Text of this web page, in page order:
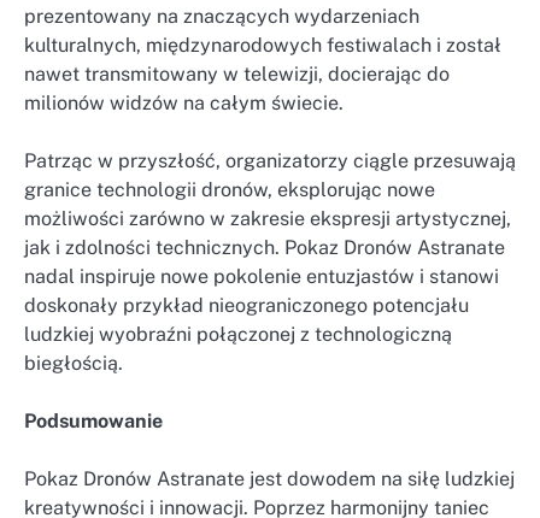
prezentowany na znaczących wydarzeniach
kulturalnych, międzynarodowych festiwalach i został
nawet transmitowany w telewizji, docierając do
milionów widzów na całym świecie.
Patrząc w przyszłość, organizatorzy ciągle przesuwają
granice technologii dronów, eksplorując nowe
możliwości zarówno w zakresie ekspresji artystycznej,
jak i zdolności technicznych. Pokaz Dronów Astranate
nadal inspiruje nowe pokolenie entuzjastów i stanowi
doskonały przykład nieograniczonego potencjału
ludzkiej wyobraźni połączonej z technologiczną
biegłością.
Podsumowanie
Pokaz Dronów Astranate jest dowodem na siłę ludzkiej
kreatywności i innowacji. Poprzez harmonijny taniec